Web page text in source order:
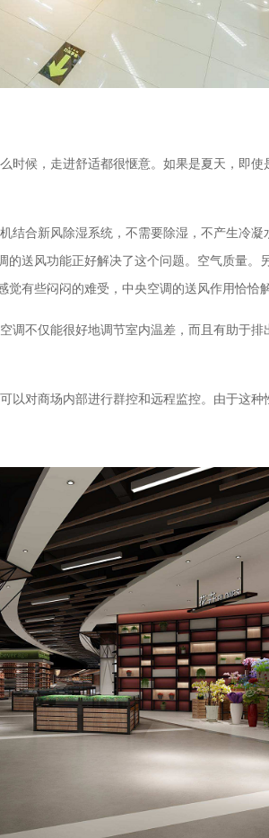
时候，走进舒适都很惬意。如果是夏天，即
结合新风除湿系统，不需要除湿，不产生冷
送风功能正好解决了这个问题。空气质量。
有些闷闷的难受，中央空调的送风作用恰恰
调不仅能很好地调节室内温差，而且有助于
以对商场内部进行群控和远程监控。由于这